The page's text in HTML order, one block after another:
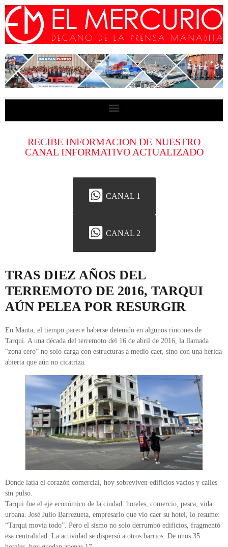
RECIBE INFORMACION DE NUESTRO
CANAL INFORMATIVO ACTUALIZADO
CANAL 1
CANAL 2
TRAS DIEZ AÑOS DEL
TERREMOTO DE 2016, TARQUI
AÚN PELEA POR RESURGIR
En Manta, el tiempo parece haberse detenido en algunos rincones de
Tarqui. A una década del terremoto del 16 de abril de 2016, la llamada
“zona cero” no solo carga con estructuras a medio caer, sino con una herida
abierta que aún no cicatriza.
Donde latía el corazón comercial, hoy sobreviven edificios vacíos y calles
sin pulso.
Tarqui fue el eje económico de la ciudad: hoteles, comercio, pesca, vida
urbana. José Julio Barrezueta, empresario que vio caer su hotel, lo resume:
“Tarqui movía todo”. Pero el sismo no solo derrumbó edificios, fragmentó
esa centralidad. La actividad se dispersó a otros barrios. De unos 35